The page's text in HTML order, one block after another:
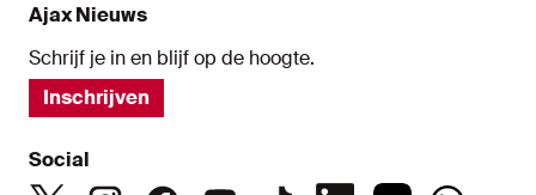
Ajax Nieuws
Schrijf je in en blijf op de hoogte.
Inschrijven
Social